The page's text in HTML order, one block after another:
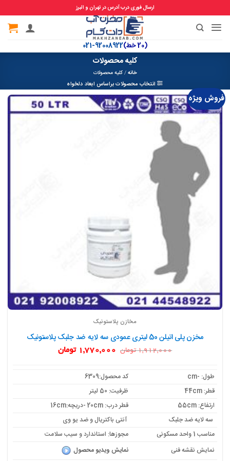
ارسال فوری درب آدرس در تهران و البرز
Skip
content
(20 خط) 92008922-021
کلیه محصولات
خانه /کلیه محصولات
انتخاب محصولات براساس ابعاد دلخواه
فروش ویژه
مخازن پلاستونیک
مخزن پلی اتیلن 50 لیتری عمودی سه لایه ضد جلبک پلاستونیک
1,912,000 تومان قیمت
اصلی:
بود.
1,770,000 تومانقیمت
طول: -cm
کد محصول:6309
قطر: 44cm
ظرفیت: 50 لیتر
ارتفاع: 55cm
قطر درب: 20cm -دریچه:16cm
سه لایه ضد جلبک
آنتی باکتریال و ضد یو وی
مناسب 1 واحد مسکونی
مجوزها: استاندارد و سیب سلامت
نمایش نقشه فنی
نمایش ویدیو محصول